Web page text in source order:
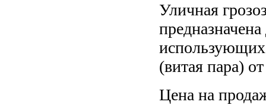
Уличная
использующих
(витая пара)
Цена на